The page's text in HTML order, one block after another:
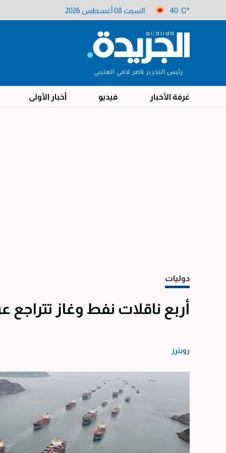
40 C° السبت 08 أغسطس 2026
رئيس التحرير ناصر لافي العتيبي
غرفة الأخبار فيديو أخبار الأولى
دوليات
أربع ناقلات نفط وغاز
رويترز